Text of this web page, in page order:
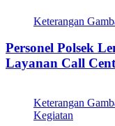
Keterangan
Personel Polsek
Layanan Call
Keterangan
Kegiatan